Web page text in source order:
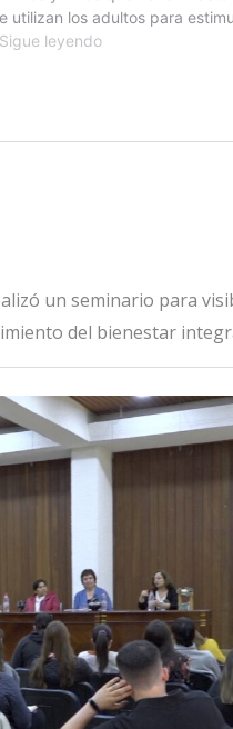
un seminario para
del bienestar